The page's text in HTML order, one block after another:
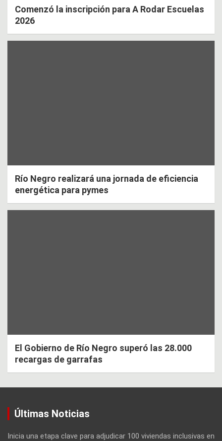
Comenzó la inscripción para A Rodar Escuelas
2026
Río Negro realizará una jornada de eficiencia
energética para pymes
El Gobierno de Río Negro superó las 28.000
recargas de garrafas
Últimas Noticias
Inicia una etapa clave para adjudicar 100 viviendas inclusivas en